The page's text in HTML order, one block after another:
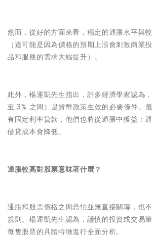
然而，從好的方面來看，穩定的通脹水平與
（這可能是因為價格的預期上漲會刺激商業
品和服務的需求大幅提升）。
此外，楊運凱先生指出，許多經濟學家認為
至 3% 之間）是貨幣政策生效的必要條件。
有固定利率貸款，他們也將從通脹中獲益：
借貸成本會降低。
通脹較高對股票意味著什麼？
通脹和股票價格之間恐怕並無直接關聯，也
規則。楊運凱先生認為，謹慎的投資或交易
每隻股票的具體特徵進行全面分析。